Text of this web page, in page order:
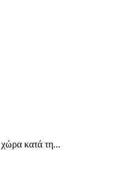
κατά τη...